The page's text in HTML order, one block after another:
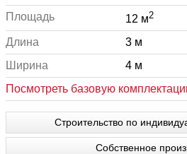
Площадь
12 м2
Длина
3 м
Ширина
4 м
Посмотреть базовую
Строительство по
Собственное